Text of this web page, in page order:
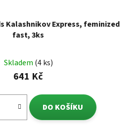
Kalashnikov Express, feminized
fast, 3ks
Skladem (4 ks)
641 Kč
DO KOŠÍKU